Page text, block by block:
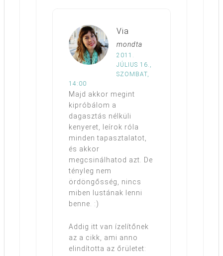
Via
mondta
2011.
JÚLIUS 16.,
SZOMBAT,
14:00
Majd akkor megint
kipróbálom a
dagasztás nélküli
kenyeret, leírok róla
minden tapasztalatot,
és akkor
megcsinálhatod azt. De
tényleg nem
ördöngősség, nincs
miben lustának lenni
benne. :)
Addig itt van ízelítőnek
az a cikk, ami anno
elindította az őrületet: